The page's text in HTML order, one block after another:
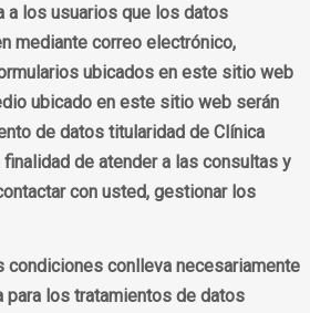
a los usuarios que los datos
mediante correo electrónico,
ubicados en este sitio web
ubicado en este sitio web serán
de datos titularidad de Clínica
finalidad de atender a las consultas y
con usted, gestionar los
condiciones conlleva necesariamente
para los tratamientos de datos